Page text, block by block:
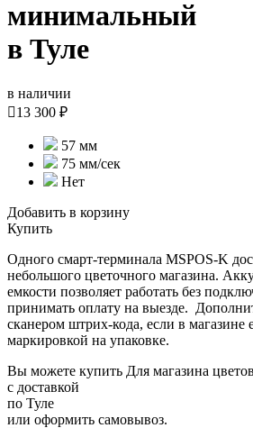
минимальный
в Туле
в наличии
13 300 ₽
57 мм
75 мм/cек
Нет
Добавить в корзину
Купить
Одного смарт-терминала MSPOS-K
небольшого цветочного магазина.
емкости позволяет работать без
принимать оплату на выезде.
сканером штрих-кода, если в магазине
маркировкой на упаковке.
Вы можете купить Для магазина
с доставкой
по Туле
или оформить самовывоз.